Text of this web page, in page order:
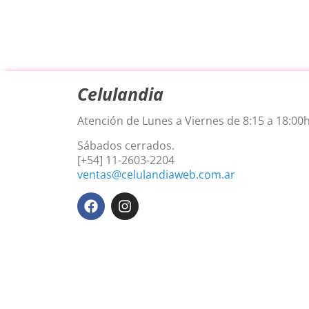
Celulandia
Atención de Lunes a Viernes de 8:15 a
Sábados cerrados.
[+54] 11-2603-2204
ventas@celulandiaweb.com.ar